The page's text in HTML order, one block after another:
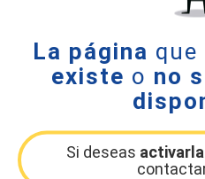
La página
existe o no
Si deseas